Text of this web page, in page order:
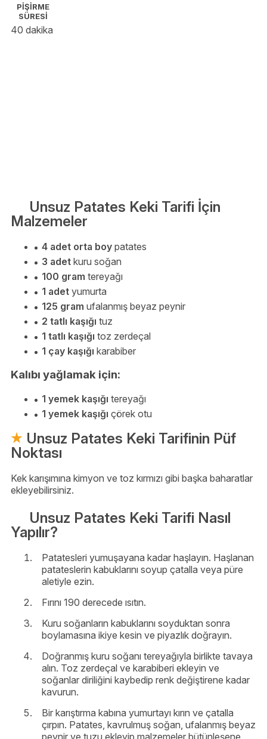
PİŞİRME
SÜRESİ
40 dakika
Unsuz Patates Keki Tarifi İçin
Malzemeler
4 adet orta boy patates
3 adet kuru soğan
100 gram tereyağı
1 adet yumurta
125 gram ufalanmış beyaz peynir
2 tatlı kaşığı tuz
1 tatlı kaşığı toz zerdeçal
1 çay kaşığı karabiber
Kalıbı yağlamak için:
1 yemek kaşığı tereyağı
1 yemek kaşığı çörek otu
Unsuz Patates Keki Tarifinin Püf
Noktası
Kek karışımına kimyon ve toz kırmızı gibi başka baharatlar
ekleyebilirsiniz.
Unsuz Patates Keki Tarifi Nasıl
Yapılır?
Patatesleri yumuşayana kadar haşlayın. Haşlanan
patateslerin kabuklarını soyup çatalla veya püre
aletiyle ezin.
Fırını 190 derecede ısıtın.
Kuru soğanların kabuklarını soyduktan sonra
boylamasına ikiye kesin ve piyazlık doğrayın.
Doğranmış kuru soğanı tereyağıyla birlikte tavaya
alın. Toz zerdeçal ve karabiberi ekleyin ve
soğanlar diriliğini kaybedip renk değiştirene kadar
kavurun.
Bir karıştırma kabına yumurtayı kırın ve çatalla
çırpın. Patates, kavrulmuş soğan, ufalanmış beyaz
peynir ve tuzu ekleyip malzemeler bütünleşene